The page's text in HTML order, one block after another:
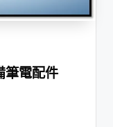
筆電配件